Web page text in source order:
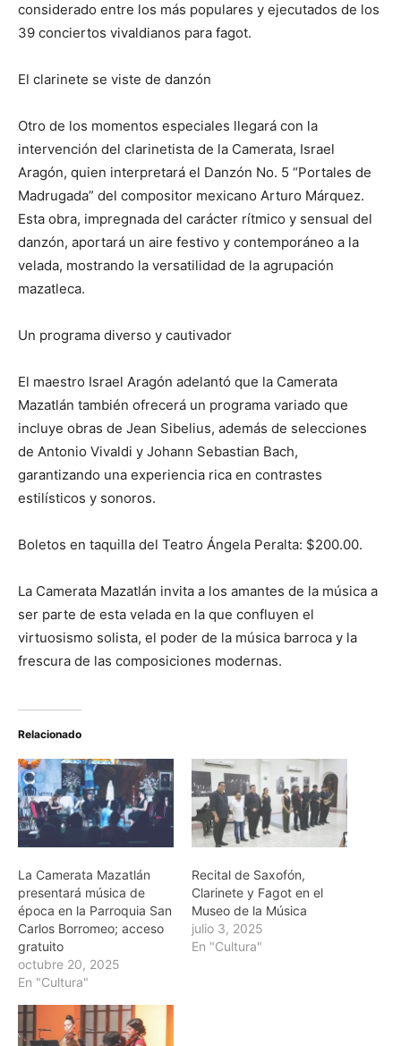
considerado entre los más populares y ejecutados de los
39 conciertos vivaldianos para fagot.
El clarinete se viste de danzón
Otro de los momentos especiales llegará con la
intervención del clarinetista de la Camerata, Israel
Aragón, quien interpretará el Danzón No. 5 “Portales de
Madrugada” del compositor mexicano Arturo Márquez.
Esta obra, impregnada del carácter rítmico y sensual del
danzón, aportará un aire festivo y contemporáneo a la
velada, mostrando la versatilidad de la agrupación
mazatleca.
Un programa diverso y cautivador
El maestro Israel Aragón adelantó que la Camerata
Mazatlán también ofrecerá un programa variado que
incluye obras de Jean Sibelius, además de selecciones
de Antonio Vivaldi y Johann Sebastian Bach,
garantizando una experiencia rica en contrastes
estilísticos y sonoros.
Boletos en taquilla del Teatro Ángela Peralta: $200.00.
La Camerata Mazatlán invita a los amantes de la música a
ser parte de esta velada en la que confluyen el
virtuosismo solista, el poder de la música barroca y la
frescura de las composiciones modernas.
Relacionado
La Camerata Mazatlán
presentará música de
época en la Parroquia San
Carlos Borromeo; acceso
gratuito
octubre 20, 2025
En "Cultura"
Recital de Saxofón,
Clarinete y Fagot en el
Museo de la Música
julio 3, 2025
En "Cultura"